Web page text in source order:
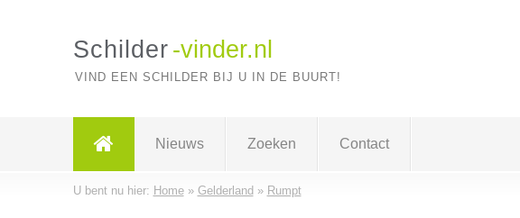
Schilder -vinder.nl
VIND EEN SCHILDER BIJ U IN DE BUURT!
Nieuws Zoeken Contact
U bent nu hier: Home» Gelderland » Rumpt